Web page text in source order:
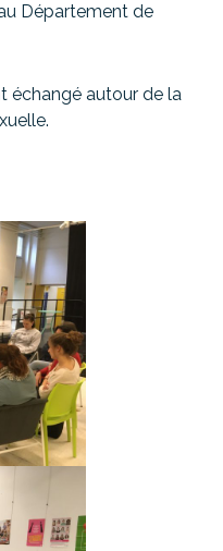
Département de
échangé autour de la